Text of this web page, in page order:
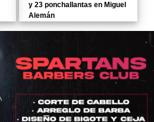
y 23 ponchallantas en Miguel
Alemán